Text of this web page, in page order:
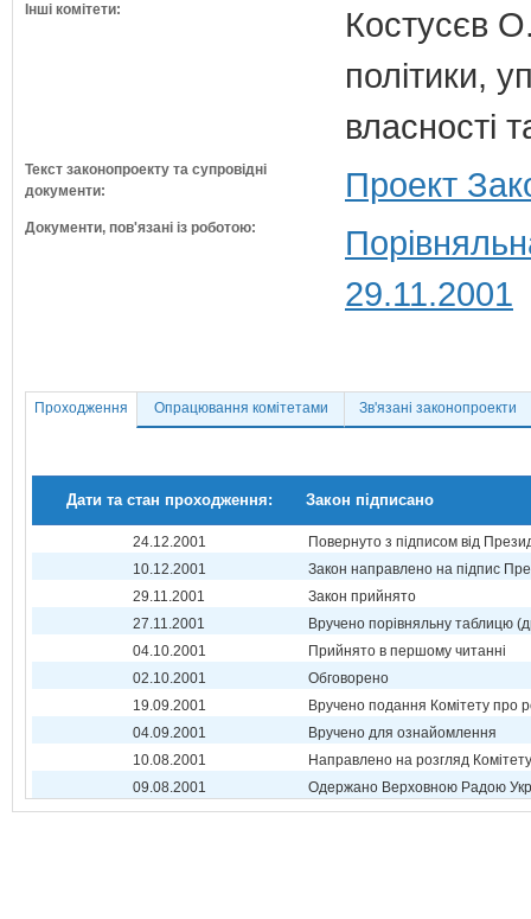
Інші комітети:
Костусєв
політики,
власності
Текст законопроекту та супровідні
документи:
Проект
Документи, пов'язані із роботою:
29.11.2001
Проходження Опрацювання комітетами Зв'язані законопроекти
Дати та стан проходження: Закон підписано
24.12.2001
Повернуто з підписом від
10.12.2001
Закон направлено на підпис
29.11.2001
Закон прийнято
27.11.2001
Вручено порівняльну таблицю
04.10.2001
Прийнято в першому читанні
02.10.2001
Обговорено
19.09.2001
Вручено подання Комітету про
04.09.2001
Вручено для ознайомлення
10.08.2001
Направлено на розгляд Комітету
09.08.2001
Одержано Верховною Радою